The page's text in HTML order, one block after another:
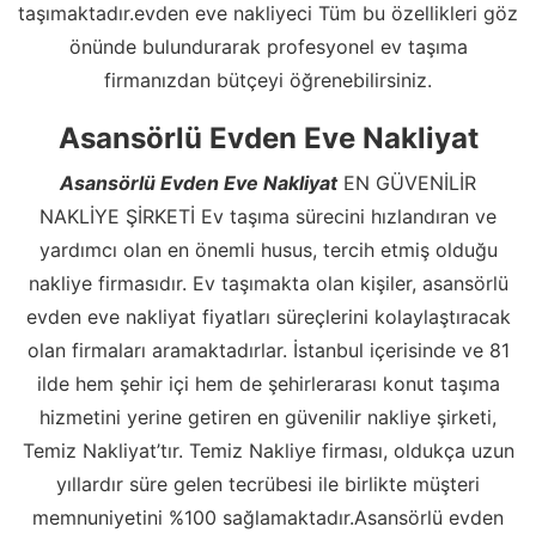
taşımaktadır.evden eve nakliyeci Tüm bu özellikleri göz
önünde bulundurarak profesyonel ev taşıma
firmanızdan bütçeyi öğrenebilirsiniz.
Asansörlü Evden Eve Nakliyat
Asansörlü Evden Eve Nakliyat EN GÜVENİLİR
NAKLİYE ŞİRKETİ Ev taşıma sürecini hızlandıran ve
yardımcı olan en önemli husus, tercih etmiş olduğu
nakliye firmasıdır. Ev taşımakta olan kişiler, asansörlü
evden eve nakliyat fiyatları süreçlerini kolaylaştıracak
olan firmaları aramaktadırlar. İstanbul içerisinde ve 81
ilde hem şehir içi hem de şehirlerarası konut taşıma
hizmetini yerine getiren en güvenilir nakliye şirketi,
Temiz Nakliyat’tır. Temiz Nakliye firması, oldukça uzun
yıllardır süre gelen tecrübesi ile birlikte müşteri
memnuniyetini %100 sağlamaktadır.Asansörlü evden